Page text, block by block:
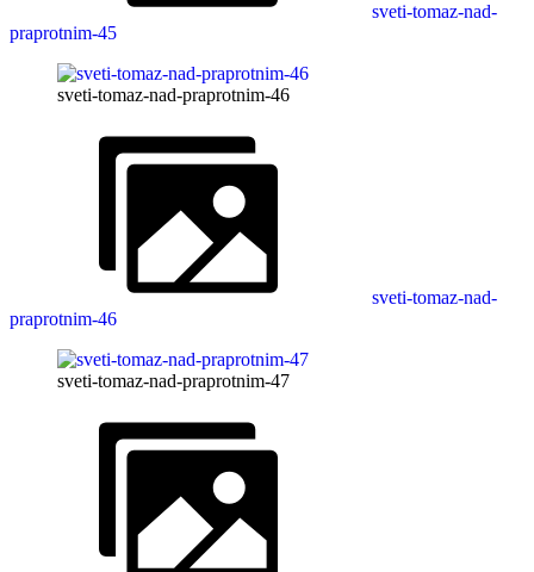
sveti-tomaz-nad-
praprotnim-45
sveti-tomaz-nad-praprotnim-46
sveti-tomaz-nad-
praprotnim-46
sveti-tomaz-nad-praprotnim-47